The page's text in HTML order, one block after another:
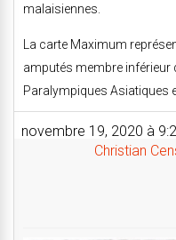
malaisiennes.
La carte Maximum
amputés membre inférieur
Paralympiques Asiatiques
novembre 19, 2020 à
Christian